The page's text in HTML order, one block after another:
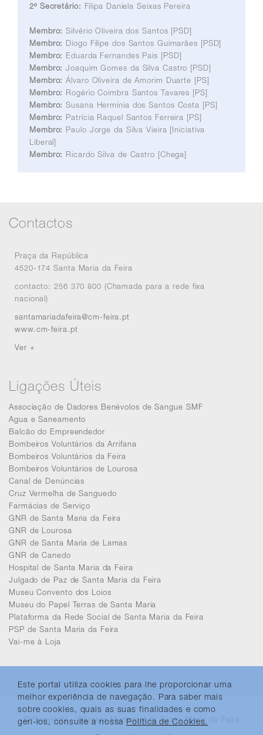
2º Secretário: Filipa Daniela Seixas Pereira
Membro: Silvério Oliveira dos Santos [PSD]
Membro: Diogo Filipe dos Santos Guimarães [PSD]
Membro: Eduarda Fernandes Pais [PSD]
Membro: Joaquim Gomes da Silva Castro [PSD]
Membro: Álvaro Oliveira de Amorim Duarte [PS]
Membro: Rogério Coimbra Santos Tavares [PS]
Membro: Susana Hermínia dos Santos Costa [PS]
Membro: Patrícia Raquel Santos Ferreira [PS]
Membro: Paulo Jorge da Silva Vieira [Iniciativa
Liberal]
Membro: Ricardo Silva de Castro [Chega]
Este portal utiliza cookies para lhe proporcionar uma
melhor experiência de navegação. Para saber mais
sobre cookies, quais as suas finalidades e como
geri-los, consulte a nossa Política de Cookies.
Contactos
Praça da República
4520-174 Santa Maria da Feira
contacto: 256 370 800 (Chamada para a rede fixa
nacional)
santamariadafeira@cm-feira.pt
www.cm-feira.pt
Ver +
Ligações Úteis
Associação de Dadores Benévolos de Sangue SMF
Agua e Saneamento
Balcão do Empreendedor
Bombeiros Voluntários da Arrifana
Bombeiros Voluntários da Feira
Bombeiros Voluntários de Lourosa
Canal de Denúncias
Cruz Vermelha de Sanguedo
Farmácias de Serviço
GNR de Santa Maria da Feira
GNR de Lourosa
GNR de Santa Maria de Lamas
GNR de Canedo
Hospital de Santa Maria da Feira
Julgado de Paz de Santa Maria da Feira
Museu Convento dos Loios
Museu do Papel Terras de Santa Maria
Plataforma da Rede Social de Santa Maria da Feira
PSP de Santa Maria da Feira
Vai-me à Loja
© Copyright - Câmara Municipal de Santa Maria da Feira